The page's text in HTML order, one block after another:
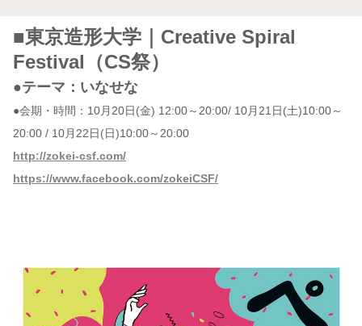
■東京造形大学｜Creative Spiral
Festival（CS祭）
●テーマ：いなせな
●会期・時間：10月20日(金) 12:00～20:00/ 10月21日(土)10:00～
20:00 / 10月22日(日)10:00～20:00
http://zokei-csf.com/
https://www.facebook.com/zokeiCSF/